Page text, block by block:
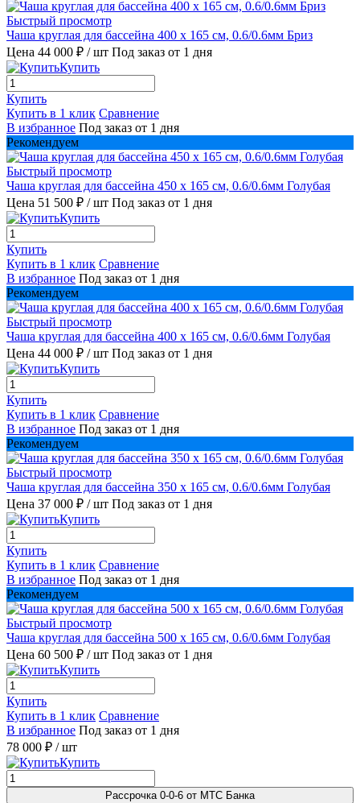
Быстрый просмотр
Чаша круглая для бассейна 400 х 165 см, 0.6/0.6мм Бриз
Цена 44 000 ₽ / шт Под заказ от 1 дня
Купить
Купить
Купить в 1 клик Сравнение
В избранное Под заказ от 1 дня
Рекомендуем
Быстрый просмотр
Чаша круглая для бассейна 450 х 165 см, 0.6/0.6мм Голубая
Цена 51 500 ₽ / шт Под заказ от 1 дня
Купить
Купить
Купить в 1 клик Сравнение
В избранное Под заказ от 1 дня
Рекомендуем
Быстрый просмотр
Чаша круглая для бассейна 400 х 165 см, 0.6/0.6мм Голубая
Цена 44 000 ₽ / шт Под заказ от 1 дня
Купить
Купить
Купить в 1 клик Сравнение
В избранное Под заказ от 1 дня
Рекомендуем
Быстрый просмотр
Чаша круглая для бассейна 350 х 165 см, 0.6/0.6мм Голубая
Цена 37 000 ₽ / шт Под заказ от 1 дня
Купить
Купить
Купить в 1 клик Сравнение
В избранное Под заказ от 1 дня
Рекомендуем
Быстрый просмотр
Чаша круглая для бассейна 500 х 165 см, 0.6/0.6мм Голубая
Цена 60 500 ₽ / шт Под заказ от 1 дня
Купить
Купить
Купить в 1 клик Сравнение
В избранное Под заказ от 1 дня
78 000 ₽ / шт
Купить
Рассрочка 0-0-6 от МТС Банка